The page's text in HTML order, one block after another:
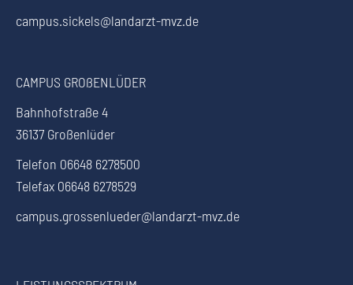
campus.sickels@landarzt-mvz.de
CAMPUS GROßENLÜDER
Bahnhofstraße 4
36137 Großenlüder
Telefon 06648 6278500
Telefax 06648 6278529
campus.grossenlueder@landarzt-mvz.de